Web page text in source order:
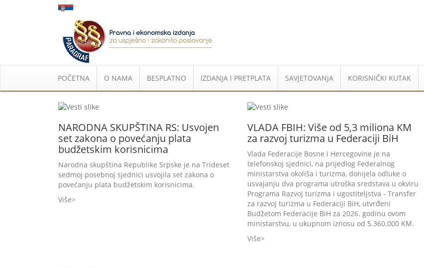
POČETNA O NAMA BESPLATNO IZDANJA I PRETPLATA SAVJETOVANJA KORISNIČKI KUTAK
NARODNA SKUPŠTINA RS: Usvojen
set zakona o povećanju plata
budžetskim korisnicima
Narodna skupština Republike Srpske je na Trideset
sedmoj posebnoj sjednici usvojila set zakona o
povećanju plata budžetskim korisnicima.
Više
VLADA FBIH: Više od 5,3 miliona KM
za razvoj turizma u Federaciji BiH
Vlada Federacije Bosne i Hercegovine je na
telefonskoj sjednici, na prijedlog Federalnog
ministarstva okoliša i turizma, donijela odluke o
usvajanju dva programa utroška sredstava u okviru
Programa Razvoj turizma i ugostiteljstva - Transfer
za razvoj turizma u Federaciji BiH, utvrđeni
Budžetom Federacije BiH za 2026. godinu ovom
ministarstvu, u ukupnom iznosu od 5.360.000 KM.
Više